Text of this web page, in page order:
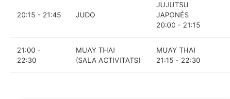
20:15 - 21:45 JUDO
JUJUTSU
JAPONÉS
20:00 - 21:15
21:00 -
22:30
MUAY THAI
(SALA ACTIVITATS)
MUAY THAI
21:15 - 22:30